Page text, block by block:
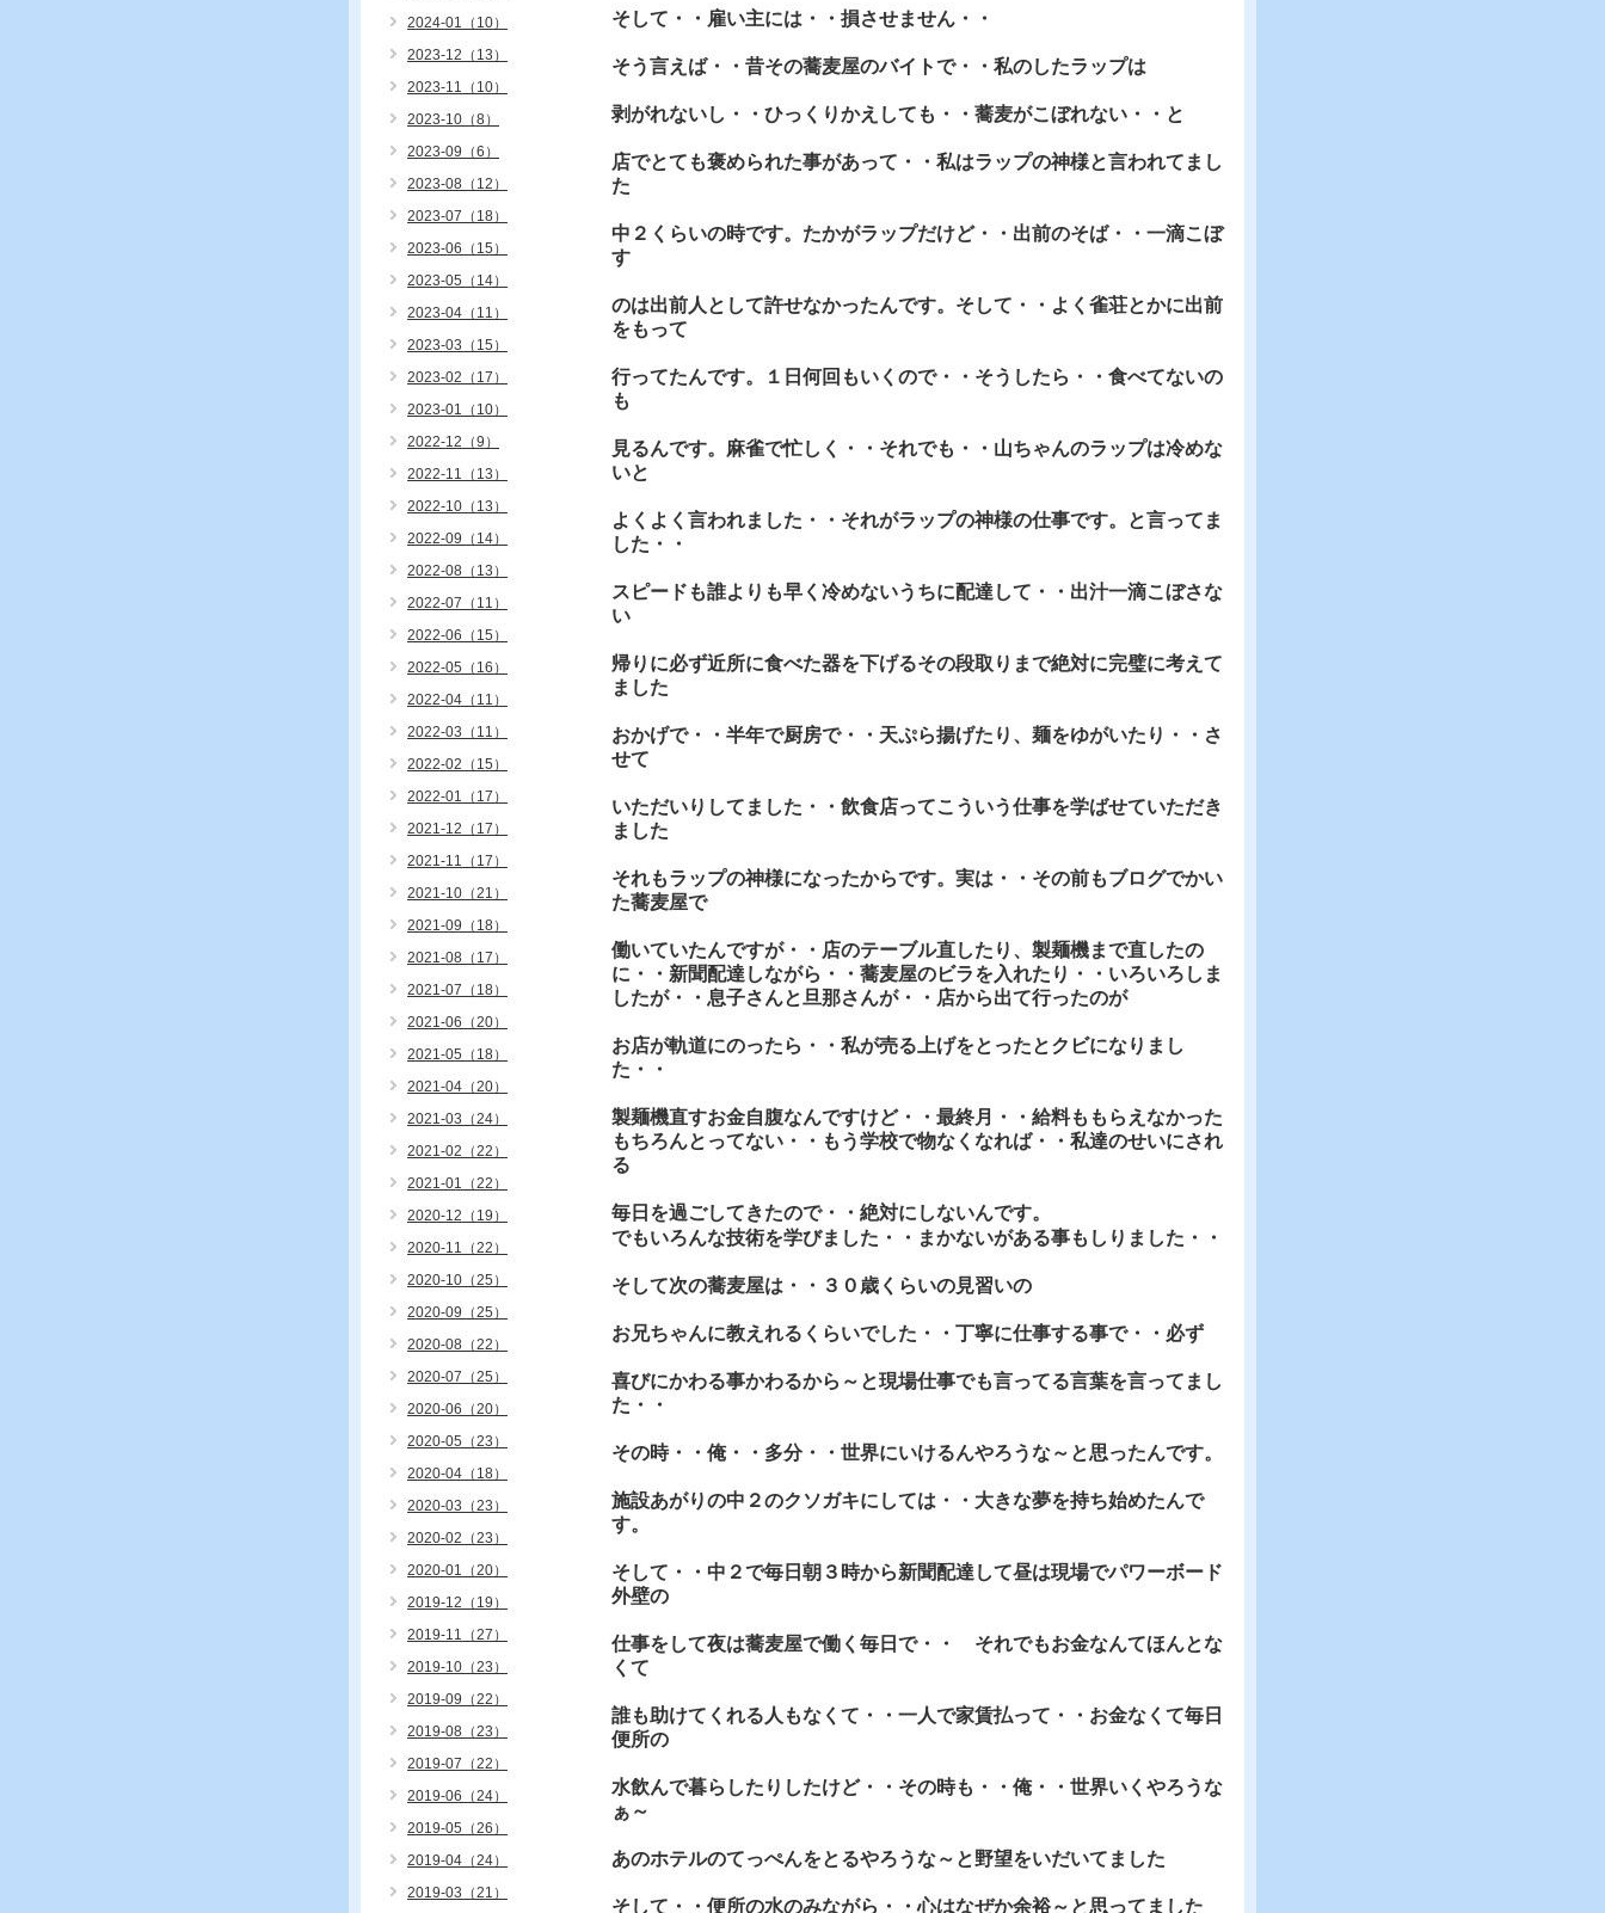
そして・・雇い主には・・損させません・・
そう言えば・・昔その蕎麦屋のバイトで・・私のしたラップは
剥がれないし・・ひっくりかえしても・・蕎麦がこぼれない・・と
店でとても褒められた事があって・・私はラップの神様と言われてまし
た
中２くらいの時です。たかがラップだけど・・出前のそば・・一滴こぼ
す
のは出前人として許せなかったんです。そして・・よく雀荘とかに出前
をもって
行ってたんです。１日何回もいくので・・そうしたら・・食べてないの
も
見るんです。麻雀で忙しく・・それでも・・山ちゃんのラップは冷めな
いと
よくよく言われました・・それがラップの神様の仕事です。と言ってま
した・・
スピードも誰よりも早く冷めないうちに配達して・・出汁一滴こぼさな
い
帰りに必ず近所に食べた器を下げるその段取りまで絶対に完璧に考えて
ました
おかげで・・半年で厨房で・・天ぷら揚げたり、麺をゆがいたり・・さ
せて
いただいりしてました・・飲食店ってこういう仕事を学ばせていただき
ました
それもラップの神様になったからです。実は・・その前もブログでかい
た蕎麦屋で
働いていたんですが・・店のテーブル直したり、製麺機まで直したの
に・・新聞配達しながら・・蕎麦屋のビラを入れたり・・いろいろしま
したが・・息子さんと旦那さんが・・店から出て行ったのが
お店が軌道にのったら・・私が売る上げをとったとクビになりまし
た・・
製麺機直すお金自腹なんですけど・・最終月・・給料ももらえなかった
もちろんとってない・・もう学校で物なくなれば・・私達のせいにされ
る
毎日を過ごしてきたので・・絶対にしないんです。
でもいろんな技術を学びました・・まかないがある事もしりました・・
そして次の蕎麦屋は・・３０歳くらいの見習いの
お兄ちゃんに教えれるくらいでした・・丁寧に仕事する事で・・必ず
喜びにかわる事かわるから～と現場仕事でも言ってる言葉を言ってまし
た・・
その時・・俺・・多分・・世界にいけるんやろうな～と思ったんです。
施設あがりの中２のクソガキにしては・・大きな夢を持ち始めたんで
す。
そして・・中２で毎日朝３時から新聞配達して昼は現場でパワーボード
外壁の
仕事をして夜は蕎麦屋で働く毎日で・・ それでもお金なんてほんとな
くて
誰も助けてくれる人もなくて・・一人で家賃払って・・お金なくて毎日
便所の
水飲んで暮らしたりしたけど・・その時も・・俺・・世界いくやろうな
ぁ～
あのホテルのてっぺんをとるやろうな～と野望をいだいてました
そして・・便所の水のみながら・・心はなぜか余裕～と思ってました
2024-01（10）
2023-12（13）
2023-11（10）
2023-10（8）
2023-09（6）
2023-08（12）
2023-07（18）
2023-06（15）
2023-05（14）
2023-04（11）
2023-03（15）
2023-02（17）
2023-01（10）
2022-12（9）
2022-11（13）
2022-10（13）
2022-09（14）
2022-08（13）
2022-07（11）
2022-06（15）
2022-05（16）
2022-04（11）
2022-03（11）
2022-02（15）
2022-01（17）
2021-12（17）
2021-11（17）
2021-10（21）
2021-09（18）
2021-08（17）
2021-07（18）
2021-06（20）
2021-05（18）
2021-04（20）
2021-03（24）
2021-02（22）
2021-01（22）
2020-12（19）
2020-11（22）
2020-10（25）
2020-09（25）
2020-08（22）
2020-07（25）
2020-06（20）
2020-05（23）
2020-04（18）
2020-03（23）
2020-02（23）
2020-01（20）
2019-12（19）
2019-11（27）
2019-10（23）
2019-09（22）
2019-08（23）
2019-07（22）
2019-06（24）
2019-05（26）
2019-04（24）
2019-03（21）